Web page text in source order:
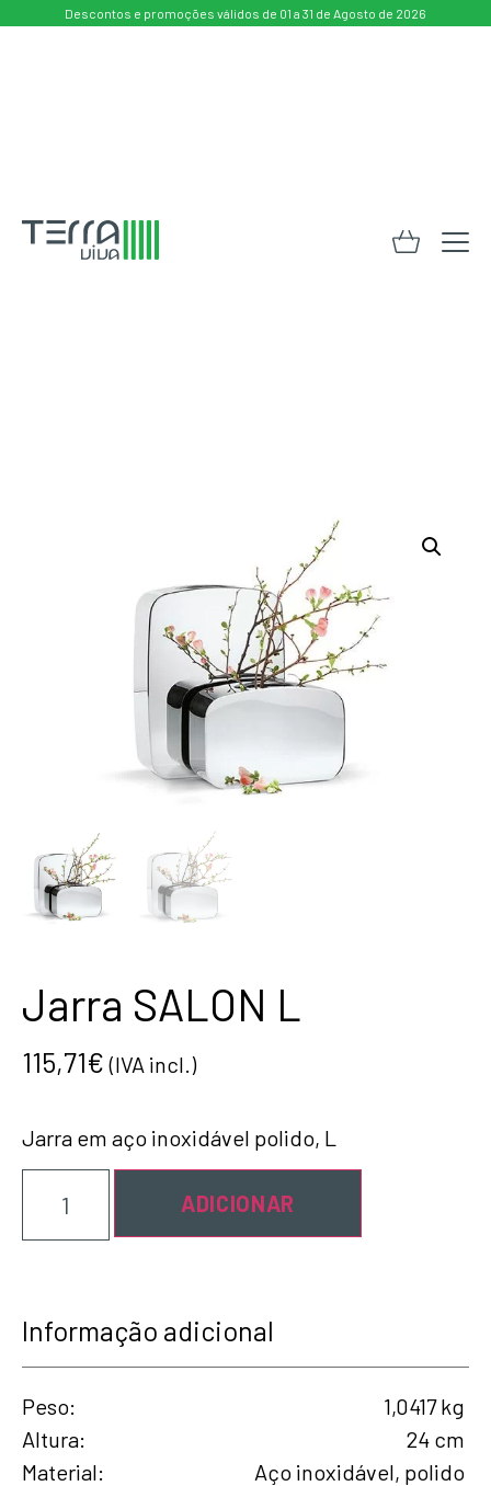
Descontos e promoções válidos de 01 a 31 de Agosto de 2026
Jarra SALON L
115,71€ (IVA incl.)
Jarra em aço inoxidável polido, L
ADICIONAR
Informação adicional
Peso
1,0417 kg
Altura
24 cm
Material
Aço inoxidável, polido